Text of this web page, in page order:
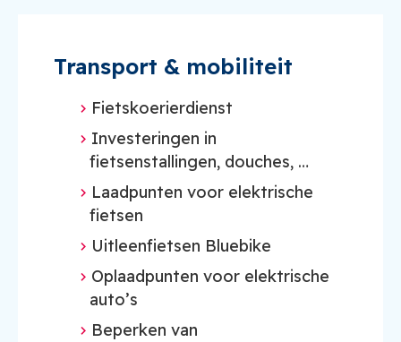
Transport & mobiliteit
Fietskoerierdienst
Investeringen in
fietsenstallingen, douches, …
Laadpunten voor elektrische
fietsen
Uitleenfietsen Bluebike
Oplaadpunten voor elektrische
auto’s
Beperken van